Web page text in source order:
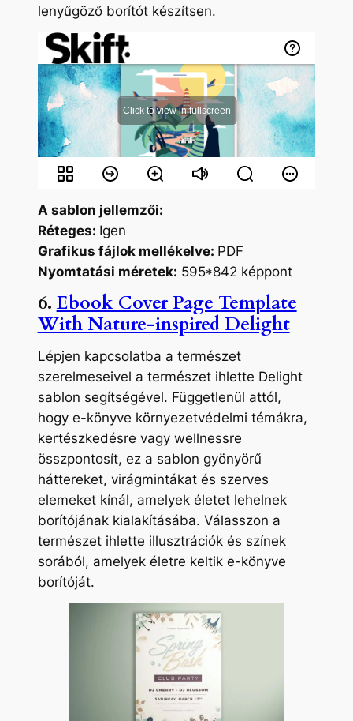
lenyűgöző borítót készítsen.
A sablon jellemzői:
Réteges: Igen
Grafikus fájlok mellékelve: PDF
Nyomtatási méretek: 595*842 képpont
6.Ebook Cover Page Template
With Nature-inspired Delight
Lépjen kapcsolatba a természet
szerelmeseivel a természet ihlette Delight
sablon segítségével. Függetlenül attól,
hogy e-könyve környezetvédelmi témákra,
kertészkedésre vagy wellnessre
összpontosít, ez a sablon gyönyörű
háttereket, virágmintákat és szerves
elemeket kínál, amelyek életet lehelnek
borítójának kialakításába. Válasszon a
természet ihlette illusztrációk és színek
sorából, amelyek életre keltik e-könyve
borítóját.